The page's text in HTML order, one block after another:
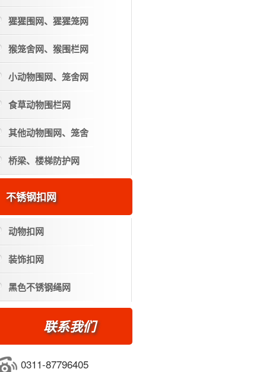
猩猩围网、猩猩笼网
猴笼舍网、猴围栏网
小动物围网、笼舍网
食草动物围栏网
其他动物围网、笼舍
桥梁、楼梯防护网
不锈钢扣网
动物扣网
装饰扣网
黑色不锈钢绳网
联系我们
0311-87796405